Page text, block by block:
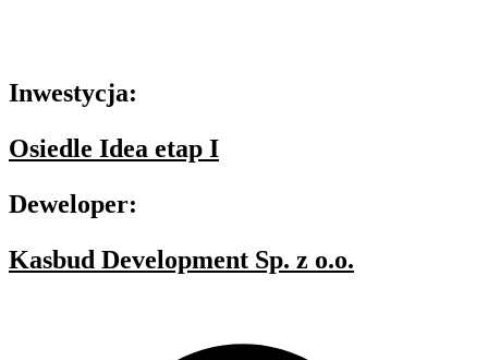
Inwestycja:
Osiedle Idea etap I
Deweloper:
Kasbud Development Sp. z o.o.